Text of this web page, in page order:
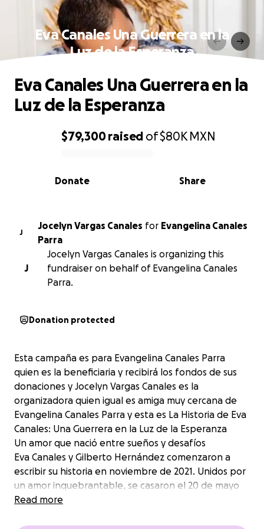
Eva Canales Una Guerrera en la
Luz de la Esperanza
0% complete
$79,300raised of$80K MXN
Share
Donate
Eva Canales Una Guerrera en la
Luz de la Esperanza
J
Jocelyn Vargas Canales for Evangelina Canales
Parra
J
Jocelyn Vargas Canales is organizing this
fundraiser on behalf of Evangelina Canales
Parra.
Donation protected
Esta campaña es para Evangelina Canales Parra
quien es la beneficiaria y recibirá los fondos de sus
donaciones y Jocelyn Vargas Canales es la
organizadora quien igual es amiga muy cercana de
Evangelina Canales Parra y esta es La Historia de Eva
Canales: Una Guerrera en la Luz de la Esperanza
Un amor que nació entre sueños y desafíos
Eva Canales y Gilberto Hernández comenzaron a
escribir su historia en noviembre de 2021. Unidos por
un amor inquebrantable, se casaron el 20 de mayo
de 2022, llenos de ilusiones y planes para el futuro.
Read more